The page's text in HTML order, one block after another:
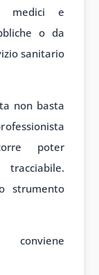
medici e
o da
sanitario
non basta
poter
strumento
conviene